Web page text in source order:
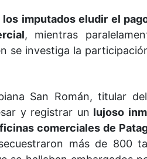
imputados eludir el
, mientras
se investiga la
San Román, titular
y registrar un lujoso
comerciales de
más de 800